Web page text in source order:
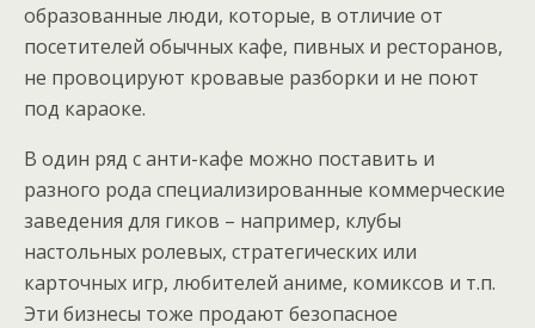
образованные люди, которые, в отличие от
посетителей обычных кафе, пивных и ресторанов,
не провоцируют кровавые разборки и не поют
под караоке.
В один ряд с анти-кафе можно поставить и
разного рода специализированные коммерческие
заведения для гиков – например, клубы
настольных ролевых, стратегических или
карточных игр, любителей аниме, комиксов и т.п.
Эти бизнесы тоже продают безопасное